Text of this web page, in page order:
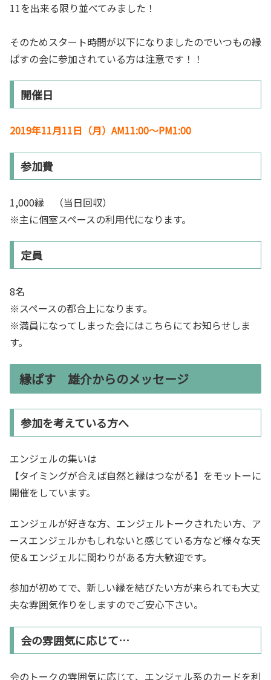
11を出来る限り並べてみました！
そのためスタート時間が以下になりましたのでいつもの縁
ぱすの会に参加されている方は注意です！！
開催日
2019年11月11日（月）AM11:00～PM1:00
参加費
1,000縁 （当日回収）
※主に個室スペースの利用代になります。
定員
8名
※スペースの都合上になります。
※満員になってしまった会にはこちらにてお知らせしま
す。
縁ぱす 雄介からのメッセージ
参加を考えている方へ
エンジェルの集いは
【タイミングが合えば自然と縁はつながる】をモットーに
開催をしています。
エンジェルが好きな方、エンジェルトークされたい方、ア
ースエンジェルかもしれないと感じている方など様々な天
使＆エンジェルに関わりがある方大歓迎です。
参加が初めてで、新しい縁を結びたい方が来られても大丈
夫な雰囲気作りをしますのでご安心下さい。
会の雰囲気に応じて…
会のトークの雰囲気に応じて、エンジェル系のカードを利